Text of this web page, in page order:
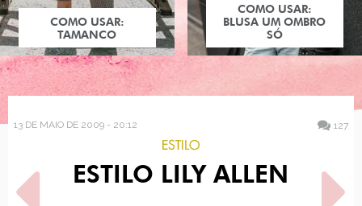
COMO USAR:
TAMANCO
COMO USAR:
BLUSA UM OMBRO
SÓ
13 DE MAIO DE 2009 - 20:12 127
ESTILO
ESTILO LILY ALLEN